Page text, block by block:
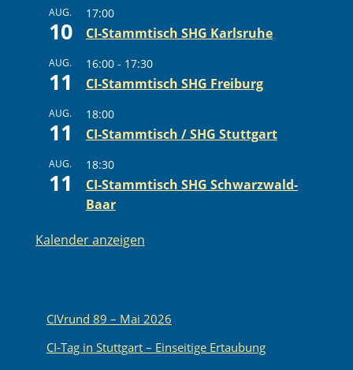
AUG.
10
17:00
CI-Stammtisch SHG Karlsruhe
AUG.
11
16:00- 17:30
CI-Stammtisch SHG Freiburg
AUG.
11
18:00
CI-Stammtisch / SHG Stuttgart
AUG.
11
18:30
CI-Stammtisch SHG Schwarzwald-
Baar
Kalender anzeigen
CIVrund 89 – Mai 2026
CI-Tag in Stuttgart – Einseitige Ertaubung